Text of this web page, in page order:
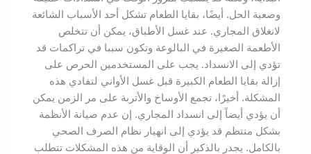
وصعبة الحل. أيضًا، بقايا الطعام تشكل أحد الأسباب الشائعة
لانغلاق المجاري. عند غسل الأطباق، يمكن أن تتخلص
الأطعمة الصغيرة في البالوعة وتكون سببا في تراكمات قد
تؤدي إلى الانسداد. يجب على المستخدمين الحرص على
إزالة بقايا الطعام الكبيرة قبل غسل الأواني لتفادي هذه
المشكلة. أخيرًا، تجمع الأوساخ والأتربة على مر الزمن يمكن
أن يؤدي أيضاً إلى انسداد المجاري. إن عدم صيانة الأنظمة
بشكل منتظم قد يؤدي إلى انهيار نظام الصرف الصحي
بالكامل. يجدر بالذكير أن الوقاية من هذه المشكلات تتطلب